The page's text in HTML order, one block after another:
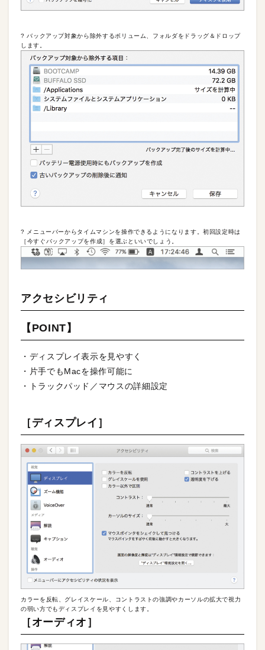
? バックアップ対象から除外するボリューム、フォルダをドラッグ＆ドロップ
します。
? メニューバーからタイムマシンを操作できるようになります。初回設定時は
［今すぐバックアップを作成］を選ぶといいでしょう。
アクセシビリティ
【POINT】
・ディスプレイ表示を見やすく
・片手でもM­acを操作可能に
・トラックパッド／マウスの詳細設定
［ディスプレイ］
カラーを反転、グレイスケール、コントラストの強調やカーソルの拡大で視力
の弱い方でもディスプレイを見やすくします。
［オーディオ］